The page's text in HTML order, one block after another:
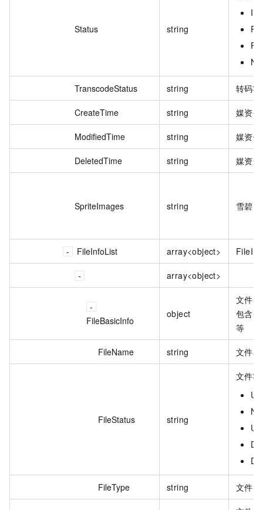
Status string
Init
TranscodeStatus string 转码
CreateTime string 媒资
ModifiedTime string 媒资
DeletedTime string 媒资
SpriteImages string 雪碧图
FileInfoList array<object>
array<object>
FileBasicInfo
object
文件
包含
等
FileName string 文件名
FileStatus string
文件
FileType string 文件